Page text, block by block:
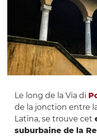
Le long de la Via di
de la jonction entre
Latina, se trouve cet
suburbaine de la